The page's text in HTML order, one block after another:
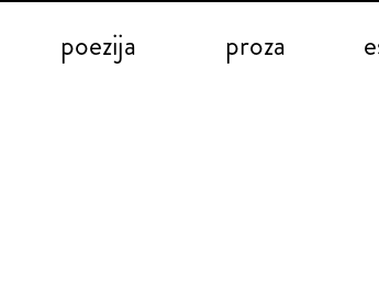
poezija proza